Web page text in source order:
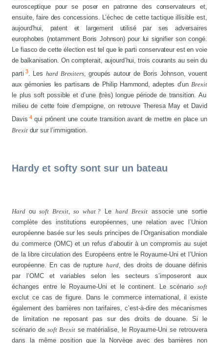
eurosceptique pour se poser en patronne des conservateurs et,
ensuite, faire des concessions. L’échec de cette tactique illisible est,
aujourd’hui, patent et largement utilisé par ses adversaires
europhobes (notamment Boris Johnson) pour lui signifier son congé.
Le fiasco de cette élection est tel que le parti conservateur est en voie
de balkanisation. On compterait, aujourd’hui, trois courants au sein du
parti 3. Les hard Brexiters, groupés autour de Boris Johnson, vouent
aux gémonies les partisans de Philip Hammond, adeptes d’unBrexit
le plus soft possible et d’une (très) longue période de transition. Au
milieu de cette foire d’empoigne, on retrouve Theresa May et David
Davis 4qui prônent une courte transition avant de mettre en place un
Brexitdur sur l’immigration.
Hardy et softy sont sur un bateau
Hardou soft Brexit, so what ? Le hard Brexitassocie une sortie
complète des institutions européennes, une relation avec l’Union
européenne basée sur les seuls principes de l’Organisation mondiale
du commerce (OMC) et un refus d’aboutir à un compromis au sujet
de la libre circulation des Européens entre le Royaume-Uni et l’Union
européenne. En cas de rupture hard, des droits de douane définis
par l’OMC et variables selon les secteurs s’imposeront aux
échanges entre le Royaume-Uni et le continent. Le scénario soft
exclut ce cas de figure. Dans le commerce international, il existe
également des barrières non tarifaires, c’est-à-dire des mécanismes
de limitation ne reposant pas sur des droits de douane. Si le
scénario desoft Brexitse matérialise, le Royaume-Uni se retrouvera
dans la même position que la Norvège avec des barrières non